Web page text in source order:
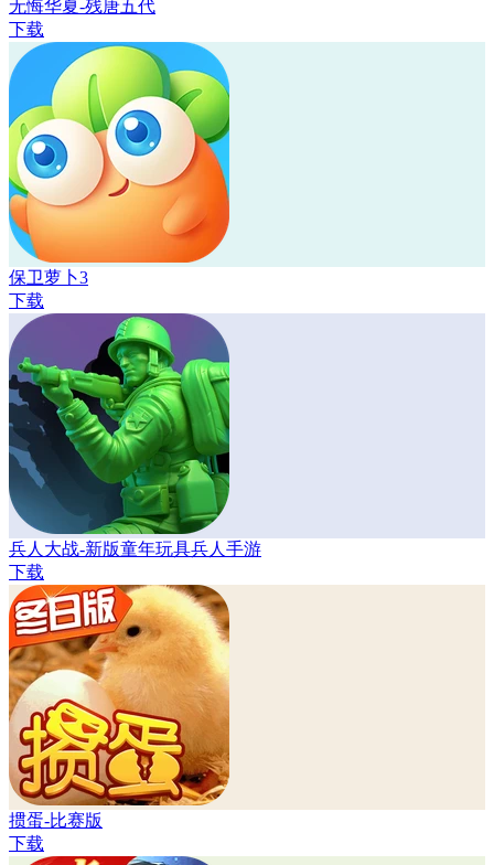
无悔华夏-残唐五代
下载
保卫萝卜3
下载
兵人大战-新版童年玩具兵人手游
下载
掼蛋-比赛版
下载